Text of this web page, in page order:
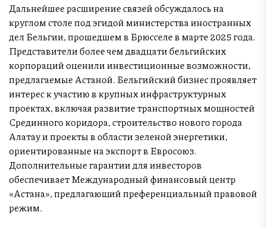
Дальнейшее расширение связей обсуждалось на
круглом столе под эгидой министерства иностранных
дел Бельгии, прошедшем в Брюсселе в марте 2025 года.
Представители более чем двадцати бельгийских
корпораций оценили инвестиционные возможности,
предлагаемые Астаной. Бельгийский бизнес проявляет
интерес к участию в крупных инфраструктурных
проектах, включая развитие транспортных мощностей
Срединного коридора, строительство нового города
Алатау и проекты в области зеленой энергетики,
ориентированные на экспорт в Евросоюз.
Дополнительные гарантии для инвесторов
обеспечивает Международный финансовый центр
«Астана», предлагающий преференциальный правовой
режим.